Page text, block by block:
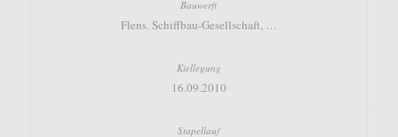
Flens. Schiffbau-Gesellschaft, …
16.09.2010